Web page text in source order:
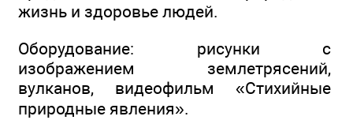
жизнь и здоровье людей.
Оборудование: рисунки с
изображением землетрясений,
вулканов, видеофильм «Стихийные
природные явления».